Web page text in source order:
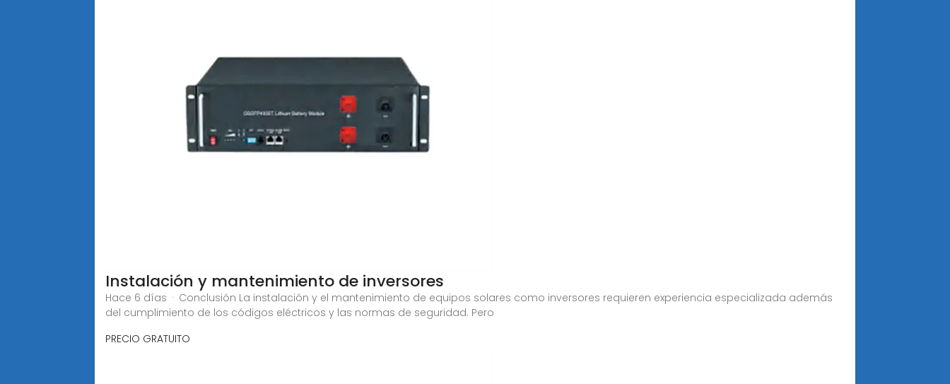
Instalación y mantenimiento de inversores
Hace 6 días · Conclusión La instalación y el mantenimiento de equipos solares como inversores requieren experiencia especializada además
del cumplimiento de los códigos eléctricos y las normas de seguridad. Pero
PRECIO GRATUITO